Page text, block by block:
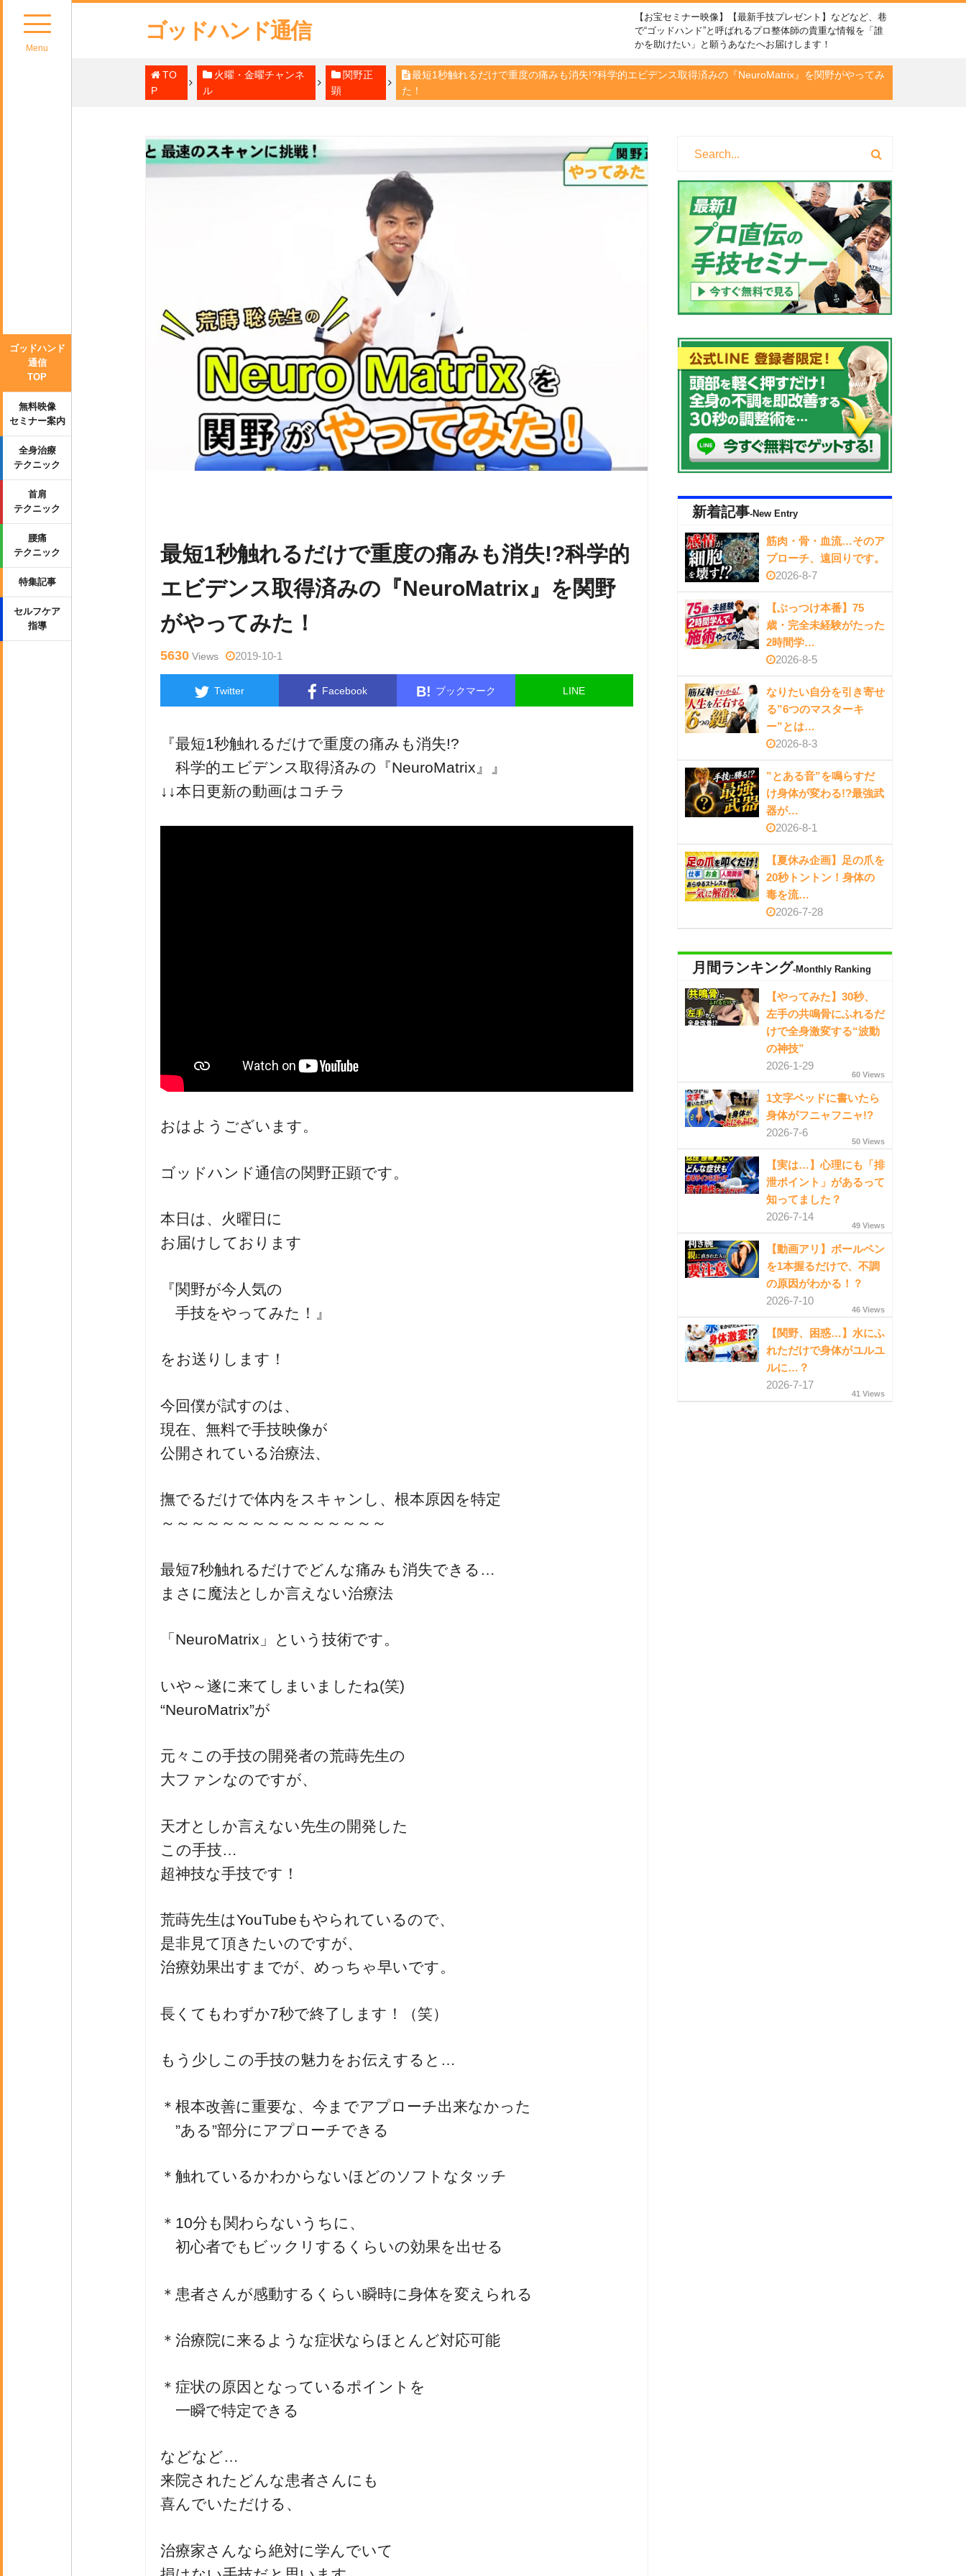
首・肩テクニック
ゴッドハンド通信とは
Menu
ゴッドハンド
通信
TOP
無料映像
セミナー案内
全身治療
テクニック
首肩
テクニック
腰痛
テクニック
特集記事
セルフケア
指導
ゴッドハンド通信
【お宝セミナー映像】【最新手技プレゼント】などなど、巷
で“ゴッドハンド”と呼ばれるプロ整体師の貴重な情報を「誰
かを助けたい」と願うあなたへお届けします！
TO
P
火曜・金曜チャンネ
ル
関野正
顕
最短1秒触れるだけで重度の痛みも消失!?科学的エビデンス取得済みの『NeuroMatrix』を関野がやってみ
た！
最短1秒触れるだけで重度の痛みも消失!?科学的
エビデンス取得済みの『NeuroMatrix』を関野
がやってみた！
5630 Views 2019-10-1
Twitter Facebook B! ブックマーク LINE
『最短1秒触れるだけで重度の痛みも消失!?
科学的エビデンス取得済みの『NeuroMatrix』』
↓↓本日更新の動画はコチラ
おはようございます。
ゴッドハンド通信の関野正顕です。
本日は、火曜日に
お届けしております
『関野が今人気の
手技をやってみた！』
をお送りします！
今回僕が試すのは、
現在、無料で手技映像が
公開されている治療法、
撫でるだけで体内をスキャンし、根本原因を特定
～～～～～～～～～～～～～～～
最短7秒触れるだけでどんな痛みも消失できる…
まさに魔法としか言えない治療法
「NeuroMatrix」という技術です。
いや～遂に来てしまいましたね(笑)
“NeuroMatrix”が
元々この手技の開発者の荒蒔先生の
大ファンなのですが、
天才としか言えない先生の開発した
この手技…
超神技な手技です！
荒蒔先生はYouTubeもやられているので、
是非見て頂きたいのですが、
治療効果出すまでが、めっちゃ早いです。
長くてもわずか7秒で終了します！（笑）
もう少しこの手技の魅力をお伝えすると…
＊根本改善に重要な、今までアプローチ出来なかった
”ある”部分にアプローチできる
＊触れているかわからないほどのソフトなタッチ
＊10分も関わらないうちに、
初心者でもビックリするくらいの効果を出せる
＊患者さんが感動するくらい瞬時に身体を変えられる
＊治療院に来るような症状ならほとんど対応可能
＊症状の原因となっているポイントを
一瞬で特定できる
などなど…
来院されたどんな患者さんにも
喜んでいただける、
治療家さんなら絶対に学んでいて
新着記事-New Entry
筋肉・骨・血流…そのア
プローチ、遠回りです。
2026-8-7
【ぶっつけ本番】75
歳・完全未経験がたった
2時間学…
2026-8-5
なりたい自分を引き寄せ
る”6つのマスターキ
ー”とは…
2026-8-3
”とある音”を鳴らすだ
け身体が変わる!?最強武
器が…
2026-8-1
【夏休み企画】足の爪を
20秒トントン！身体の
毒を流…
2026-7-28
月間ランキング-Monthly Ranking
【やってみた】30秒、
左手の共鳴骨にふれるだ
けで全身激変する“波動
の神技”
2026-1-29
60 Views
1文字ベッドに書いたら
身体がフニャフニャ!?
2026-7-6
50 Views
【実は…】心理にも「排
泄ポイント」があるって
知ってました？
2026-7-14
49 Views
【動画アリ】ボールペン
を1本握るだけで、不調
の原因がわかる！？
2026-7-10
46 Views
【関野、困惑…】水にふ
れただけで身体がユルユ
ルに…？
2026-7-17
41 Views